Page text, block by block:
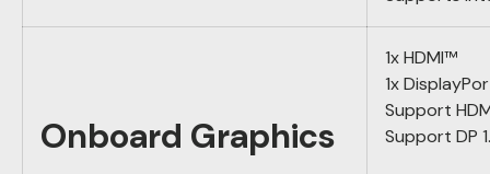
Onboard Graphics
1x HDMI™
1x
Support
Support DP